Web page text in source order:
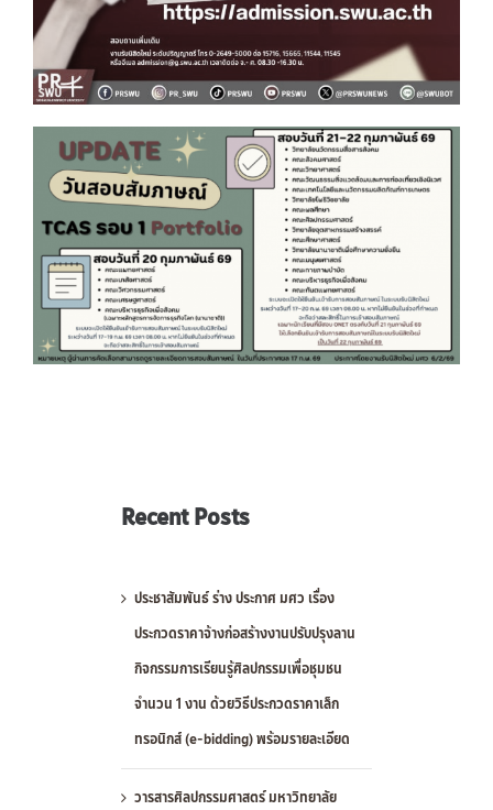
Recent Posts
ประชาสัมพันธ์ ร่าง ประกาศ มศว เรื่อง
ประกวดราคาจ้างก่อสร้างงานปรับปรุงลาน
กิจกรรมการเรียนรู้ศิลปกรรมเพื่อชุมชน
จำนวน 1 งาน ด้วยวิธีประกวดราคาเล็ก
ทรอนิกส์ (e-bidding) พร้อมรายละเอียด
วารสารศิลปกรรมศาสตร์ มหาวิทยาลัย